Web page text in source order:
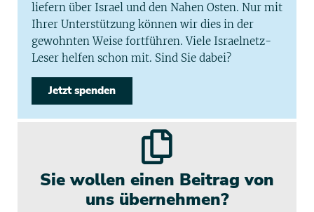
liefern über Israel und den Nahen Osten. Nur mit
Ihrer Unterstützung können wir dies in der
gewohnten Weise fortführen. Viele Israelnetz-
Leser helfen schon mit. Sind Sie dabei?
Jetzt spenden
Sie wollen einen Beitrag von
uns übernehmen?